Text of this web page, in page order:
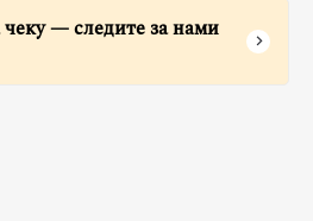
чеку — следите за нами